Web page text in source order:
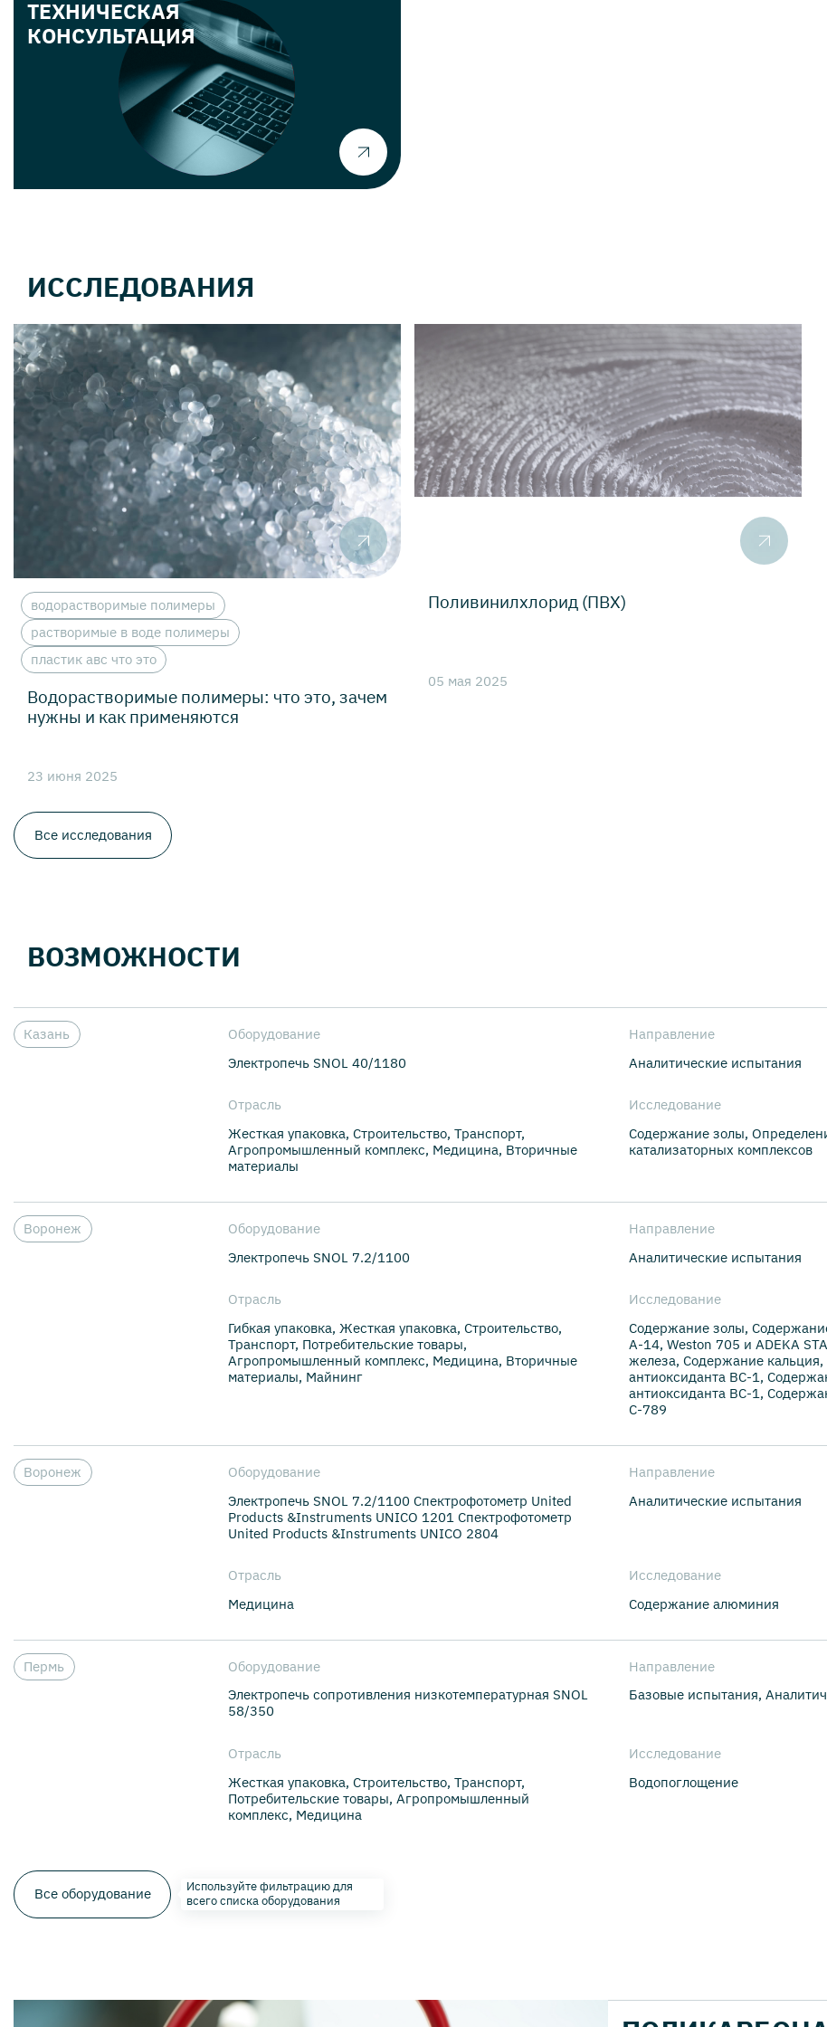
ТЕХНИЧЕСКАЯ
КОНСУЛЬТАЦИЯ
ИССЛЕДОВАНИЯ
водорастворимые полимеры
растворимые в воде полимеры
пластик авс что это
Водорастворимые полимеры: что это, зачем
нужны и как применяются
23 июня 2025
Поливинилхлорид (ПВХ)
05 мая 2025
Все исследования
ВОЗМОЖНОСТИ
Казань
Оборудование
Электропечь SNOL 40/1180
Направление
Аналитические испытания
Отрасль
Жесткая упаковка, Строительство, Транспорт,
Агропромышленный комплекс, Медицина, Вторичные
материалы
Исследование
Содержание золы,
катализаторных комплексов
Воронеж
Оборудование
Электропечь SNOL 7.2/1100
Направление
Аналитические испытания
Отрасль
Гибкая упаковка, Жесткая упаковка, Строительство,
Транспорт, Потребительские товары,
Агропромышленный комплекс, Медицина, Вторичные
материалы, Майнинг
Исследование
Содержание золы,
А-14, Weston 705 и ADEKA
железа, Содержание
антиоксиданта ВС-1,
антиоксиданта ВС-1,
С-789
Воронеж
Оборудование
Электропечь SNOL 7.2/1100 Спектрофотометр United
Products &Instruments UNICO 1201 Спектрофотометр
United Products &Instruments UNICO 2804
Направление
Аналитические испытания
Отрасль
Медицина
Исследование
Содержание алюминия
Пермь
Оборудование
Электропечь сопротивления низкотемпературная SNOL
58/350
Направление
Базовые испытания,
Отрасль
Жесткая упаковка, Строительство, Транспорт,
Потребительские товары, Агропромышленный
комплекс, Медицина
Исследование
Водопоглощение
Все оборудование
Используйте фильтрацию для
всего списка оборудования